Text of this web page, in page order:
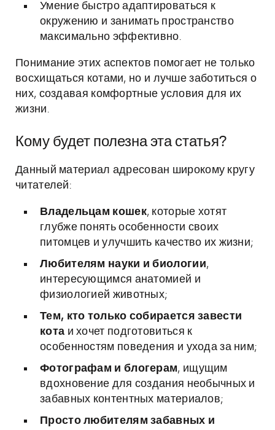
Умение быстро адаптироваться к
окружению и занимать пространство
максимально эффективно.
Понимание этих аспектов помогает не только
восхищаться котами, но и лучше заботиться о
них, создавая комфортные условия для их
жизни.
Кому будет полезна эта статья?
Данный материал адресован широкому кругу
читателей:
Владельцам кошек, которые хотят
глубже понять особенности своих
питомцев и улучшить качество их жизни;
Любителям науки и биологии,
интересующимся анатомией и
физиологией животных;
Тем, кто только собирается завести
кота и хочет подготовиться к
особенностям поведения и ухода за ним;
Фотографам и блогерам, ищущим
вдохновение для создания необычных и
забавных контентных материалов;
Просто любителям забавных и